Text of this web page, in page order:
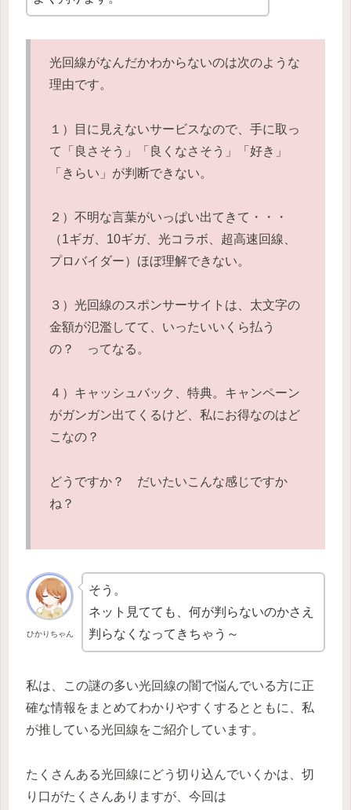
光回線がなんだかわからないのは次のような
理由です。
１）目に見えないサービスなので、手に取っ
て「良さそう」「良くなさそう」「好き」
「きらい」が判断できない。
２）不明な言葉がいっぱい出てきて・・・
（1ギガ、10ギガ、光コラボ、超高速回線、
プロバイダー）ほぼ理解できない。
３）光回線のスポンサーサイトは、太文字の
金額が氾濫してて、いったいいくら払う
の？ ってなる。
４）キャッシュバック、特典。キャンペーン
がガンガン出てくるけど、私にお得なのはど
こなの？
どうですか？ だいたいこんな感じですか
ね？
ひかりちゃん
そう。
ネット見てても、何が判らないのかさえ
判らなくなってきちゃう～
私は、この謎の多い光回線の闇で悩んでいる方に正
確な情報をまとめてわかりやすくするとともに、私
が推している光回線をご紹介しています。
たくさんある光回線にどう切り込んでいくかは、切
り口がたくさんありますが、今回は